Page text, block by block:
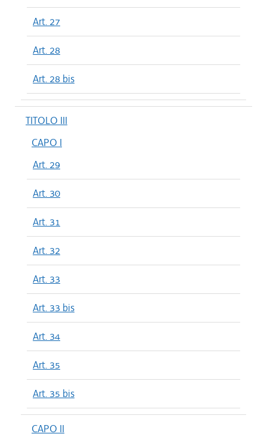
Art. 27
Art. 28
Art. 28 bis
TITOLO III
CAPO I
Art. 29
Art. 30
Art. 31
Art. 32
Art. 33
Art. 33 bis
Art. 34
Art. 35
Art. 35 bis
CAPO II